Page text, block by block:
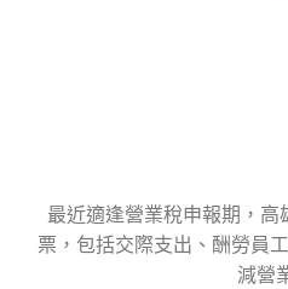
13
3 月
最近適逢營業稅申報期，
票，包括交際支出、酬勞員
減營